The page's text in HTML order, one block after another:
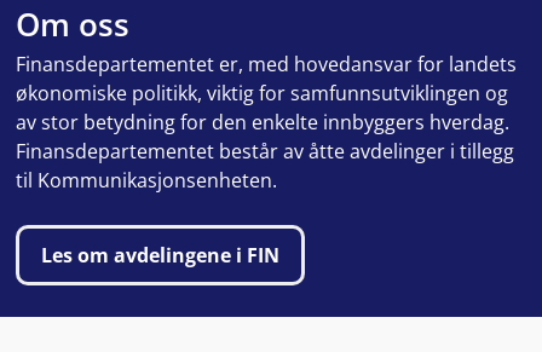
Om oss
Finansdepartementet er, med hovedansvar for landets
økonomiske politikk, viktig for samfunnsutviklingen og
av stor betydning for den enkelte innbyggers hverdag.
Finansdepartementet består av åtte avdelinger i tillegg
til Kommunikasjonsenheten.
Les om avdelingene i FIN